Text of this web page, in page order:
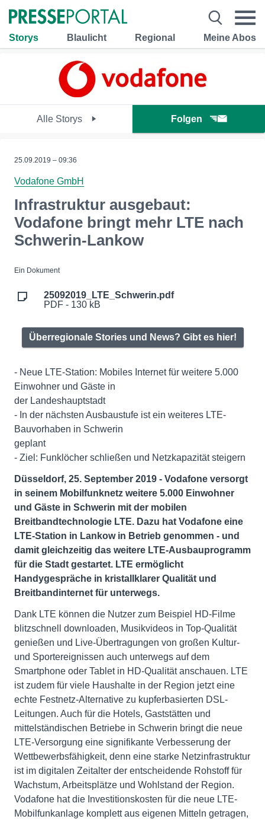
Storys Blaulicht Regional Meine Abos
Alle Storys Folgen
25.09.2019 – 09:36
Vodafone GmbH
Infrastruktur ausgebaut:
Vodafone bringt mehr LTE nach
Schwerin-Lankow
Ein Dokument
25092019_LTE_Schwerin.pdf
PDF - 130 kB
Überregionale Stories und News? Gibt es hier!
- Neue LTE-Station: Mobiles Internet für weitere 5.000
Einwohner und Gäste in
der Landeshauptstadt
- In der nächsten Ausbaustufe ist ein weiteres LTE-
Bauvorhaben in Schwerin
geplant
- Ziel: Funklöcher schließen und Netzkapazität steigern
Düsseldorf, 25. September 2019 - Vodafone versorgt
in seinem Mobilfunknetz weitere 5.000 Einwohner
und Gäste in Schwerin mit der mobilen
Breitbandtechnologie LTE. Dazu hat Vodafone eine
LTE-Station in Lankow in Betrieb genommen - und
damit gleichzeitig das weitere LTE-Ausbauprogramm
für die Stadt gestartet. LTE ermöglicht
Handygespräche in kristallklarer Qualität und
Breitbandinternet für unterwegs.
Dank LTE können die Nutzer zum Beispiel HD-Filme
blitzschnell downloaden, Musikvideos in Top-Qualität
genießen und Live-Übertragungen von großen Kultur-
und Sportereignissen auch unterwegs auf dem
Smartphone oder Tablet in HD-Qualität anschauen. LTE
ist zudem für viele Haushalte in der Region jetzt eine
echte Festnetz-Alternative zu kupferbasierten DSL-
Leitungen. Auch für die Hotels, Gaststätten und
mittelständischen Betriebe in Schwerin bringt die neue
LTE-Versorgung eine signifikante Verbesserung der
Wettbewerbsfähigkeit, denn eine starke Netzinfrastruktur
ist im digitalen Zeitalter der entscheidende Rohstoff für
Wachstum, Arbeitsplätze und Wohlstand der Region.
Vodafone hat die Investitionskosten für die neue LTE-
Mobilfunkanlage komplett aus eigenen Mitteln getragen,